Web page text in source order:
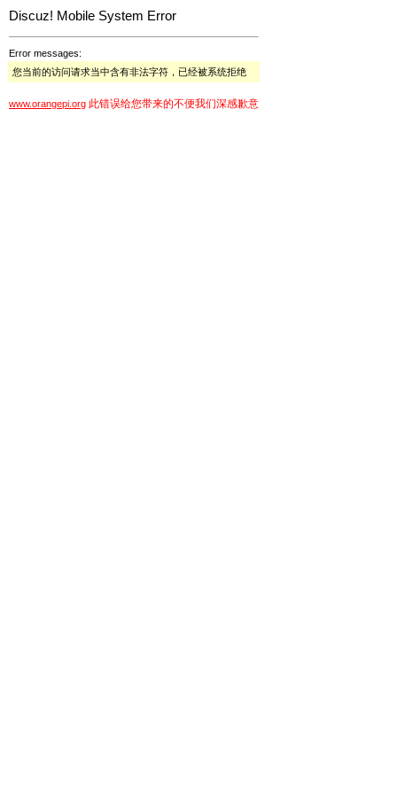
Discuz! Mobile System Error
Error messages:
您当前的访问请求当中含有非法字符，已经被系统拒绝
www.orangepi.org 此错误给您带来的不便我们深感歉意